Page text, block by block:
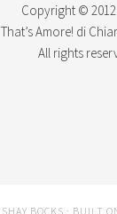
Copyright © 2012
That’s Amore! di
All rights
SHAY BOCKS · BUILT